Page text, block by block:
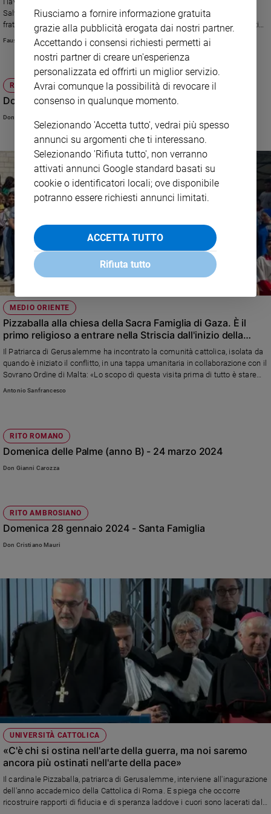
Salvatore a Gerusalemme. Il superiore della Basilica del Santo Sepolcro,
fratel Stefan Milosevich: «L’obiettivo è di raccontare attraverso documenti
storici e opere d’arte della Custodia lo spessore storico della convivenza
possibile di questa terra dove, nonostante tutto, da otto secoli i cristiani
convivono con ebrei e musulmani. Questa non è la città che divide ma dove
si vive insieme»
Fausta Speranza
RITO AMBROSIANO
Domenica 28 luglio 2024 - X dopo Pentecoste
Don Cristiano Mauri
MEDIO ORIENTE
Pizzaballa alla chiesa della Sacra Famiglia di Gaza. È il
primo religioso a entrare nella Striscia dall'inizio della
guerra
Il Patriarca di Gerusalemme ha incontrato la comunità cattolica, isolata da
quando è iniziato il conflitto, in una tappa umanitaria in collaborazione con il
Sovrano Ordine di Malta: «Lo scopo di questa visita prima di tutto è stare
con loro, abbracciarli e supportarli, verificare le loro condizioni, cercare di
Antonio Sanfrancesco
RITO ROMANO
Domenica delle Palme (anno B) - 24 marzo 2024
Don Gianni Carozza
RITO AMBROSIANO
Domenica 28 gennaio 2024 - Santa Famiglia
Don Cristiano Mauri
UNIVERSITÀ CATTOLICA
«C'è chi si ostina nell'arte della guerra, ma noi saremo
ancora più ostinati nell'arte della pace»
Il cardinale Pizzaballa, patriarca di Gerusalemme, interviene all'inagurazione
dell'anno accademico della Cattolica di Roma. E spiega che occorre
ricostruire rapporti di fiducia e di speranza laddove i cuori sono lacerati dal
Riusciamo a fornire informazione gratuita
grazie alla pubblicità erogata dai nostri partner.
Accettando i consensi richiesti permetti ai
nostri partner di creare un'esperienza
personalizzata ed offrirti un miglior servizio.
Avrai comunque la possibilità di revocare il
consenso in qualunque momento.
Selezionando 'Accetta tutto', vedrai più spesso
annunci su argomenti che ti interessano.
Selezionando 'Rifiuta tutto', non verranno
attivati annunci Google standard basati su
cookie o identificatori locali; ove disponibile
potranno essere richiesti annunci limitati.
ACCETTA TUTTO
Rifiuta tutto